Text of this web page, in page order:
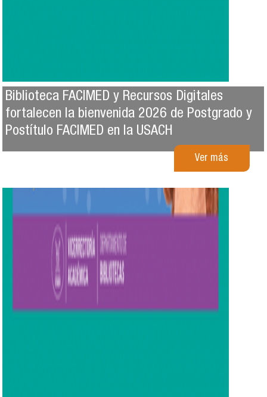
Biblioteca FACIMED y Recursos Digitales
fortalecen la bienvenida 2026 de Postgrado y
Postítulo FACIMED en la USACH
Ver más